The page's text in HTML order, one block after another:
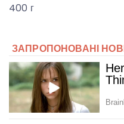
400 г